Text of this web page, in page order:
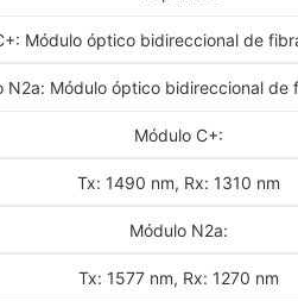
Módulo óptico bidireccional de
N2a: Módulo óptico bidireccional de
Módulo C+:
Tx: 1490 nm, Rx: 1310 nm
Módulo N2a:
Tx: 1577 nm, Rx: 1270 nm